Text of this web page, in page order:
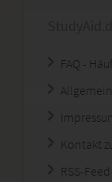
FAQ -
Kontakt
RSS-Feed